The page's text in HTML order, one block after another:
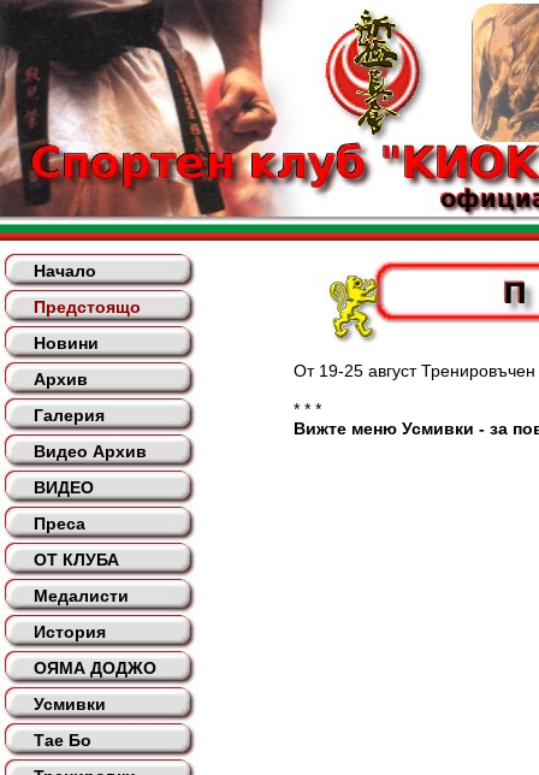
Начало
Предстоящо
Новини
Архив
Галерия
Видео Архив
ВИДЕО
Преса
ОТ КЛУБА
Медалисти
История
ОЯМА ДОДЖО
Усмивки
Тае Бо
От 19-25 август Тренировъчен
* * *
Вижте меню Усмивки - за